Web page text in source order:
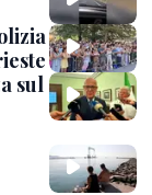
sul